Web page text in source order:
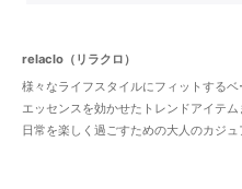
relaclo（リラクロ）
様々なライフスタイルにフィットするベ
エッセンスを効かせたトレンドアイテム
日常を楽しく過ごすための大人のカジュ